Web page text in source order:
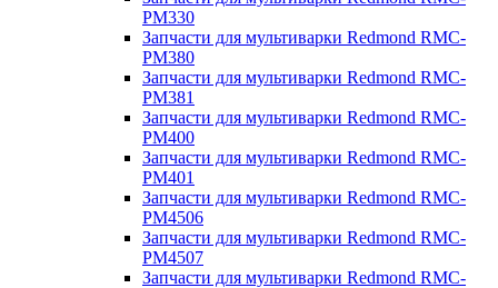
PM330
Запчасти для мультиварки Redmond RMC-
PM380
Запчасти для мультиварки Redmond RMC-
PM381
Запчасти для мультиварки Redmond RMC-
PM400
Запчасти для мультиварки Redmond RMC-
PM401
Запчасти для мультиварки Redmond RMC-
PM4506
Запчасти для мультиварки Redmond RMC-
PM4507
Запчасти для мультиварки Redmond RMC-